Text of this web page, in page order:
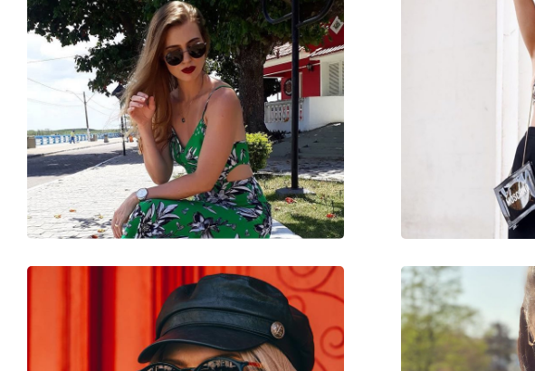
Пол:
Unisex
Категория:
Слънчеви очила
Марка:
Ray-Ban
Предназначение:
Мода
Код:
RB4430 67581A 52